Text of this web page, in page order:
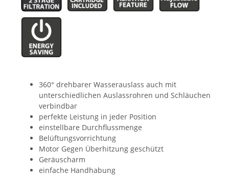
360° drehbarer Wasserauslass auch mit
unterschiedlichen Auslassrohren und Schläuchen
verbindbar
perfekte Leistung in jeder Position
einstellbare Durchflussmenge
Belüftungsvorrichtung
Motor Gegen Überhitzung geschützt
Geräuscharm
einfache Handhabung